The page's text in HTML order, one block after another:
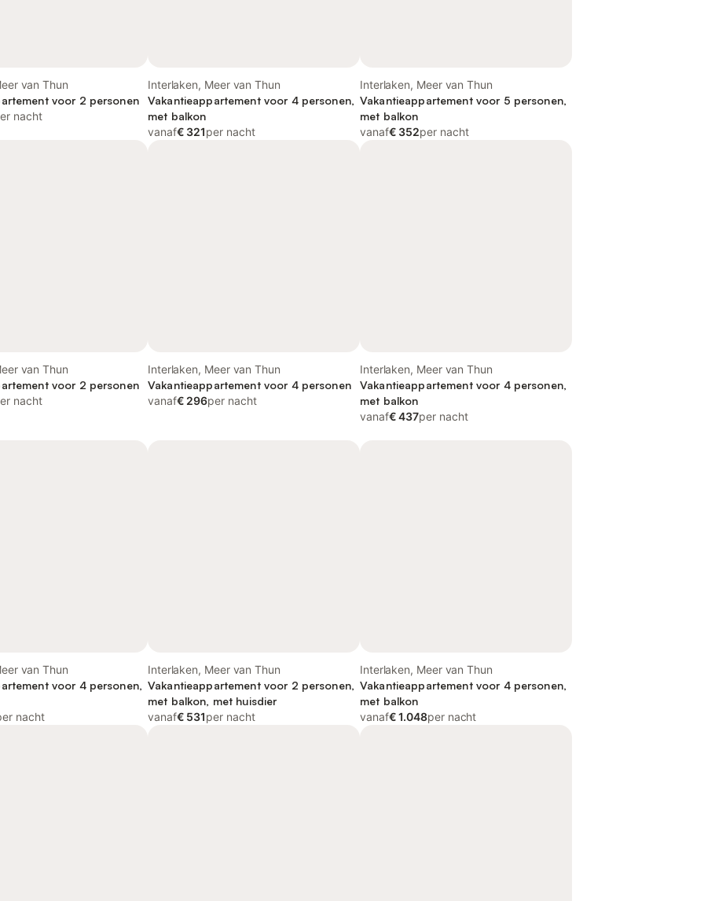
van Thun
voor 2 personen
nacht
Interlaken, Meer van Thun
Vakantieappartement voor 4 personen,
met balkon
vanaf€ 321per nacht
Interlaken, Meer van Thun
Vakantieappartement voor 5 personen,
met balkon
vanaf€ 352per nacht
van Thun
voor 2 personen
nacht
Interlaken, Meer van Thun
Vakantieappartement voor 4 personen
vanaf€ 296per nacht
Interlaken, Meer van Thun
Vakantieappartement voor 4 personen,
met balkon
vanaf€ 437per nacht
van Thun
voor 4 personen,
nacht
Interlaken, Meer van Thun
Vakantieappartement voor 2 personen,
met balkon, met huisdier
vanaf€ 531per nacht
Interlaken, Meer van Thun
Vakantieappartement voor 4 personen,
met balkon
vanaf€ 1.048per nacht